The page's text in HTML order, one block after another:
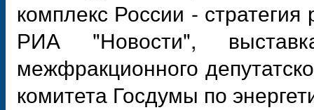
комплекс России -
РИА "Новости",
межфракционного
комитета Госдумы по